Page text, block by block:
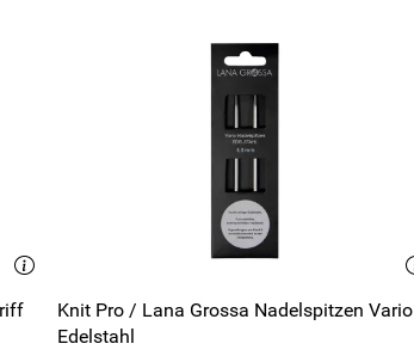
Knit Pro / Lana Grossa Nadelspitzen Vario
Edelstahl